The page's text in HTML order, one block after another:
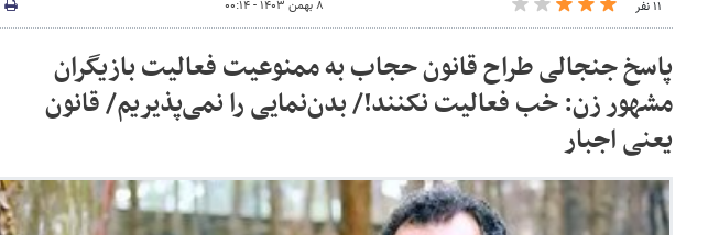
۱۱ نفر ۸ بهمن ۱۴۰۳ - ۰۰:۱۴
پاسخ جنجالی طراح قانون حجاب به ممنوعیت فعالیت بازیگران
مشهور زن: خب فعالیت نکنند!/ بدن‌نمایی را نمی‌پذیریم/ قانون
یعنی اجبار